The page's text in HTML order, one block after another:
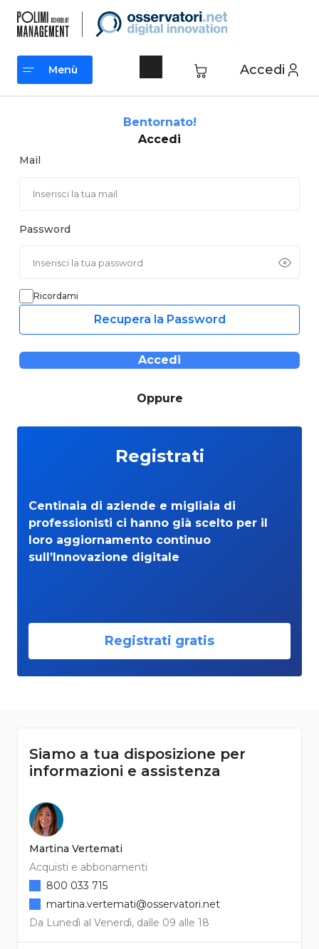
contenuto
Accedi
Menù
Bentornato!
Accedi
Mail
Password
Ricordami
Recupera la Password
Accedi
Oppure
Registrati
Centinaia di aziende e migliaia di
professionisti ci hanno già scelto per il
loro aggiornamento continuo
sull’Innovazione digitale
Registrati gratis
Siamo a tua disposizione per
informazioni e assistenza
Martina Vertemati
Acquisti e abbonamenti
Da Lunedì al Venerdì, dalle 09 alle 18
800 033 715
martina.vertemati@osservatori.net